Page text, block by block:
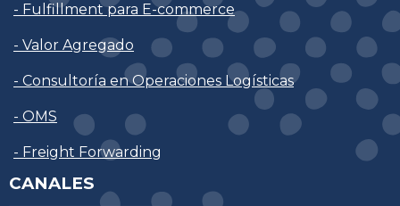
- Fulfillment para E-commerce
- Valor Agregado
- Consultoría en Operaciones Logísticas
- OMS
- Freight Forwarding
CANALES